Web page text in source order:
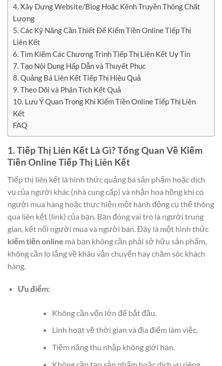
4. Xây Dựng Website/Blog Hoặc Kênh Truyền Thông Chất
Lượng
5. Các Kỹ Năng Cần Thiết Để Kiếm Tiền Online Tiếp Thị
Liên Kết
6. Tìm Kiếm Các Chương Trình Tiếp Thị Liên Kết Uy Tín
7. Tạo Nội Dung Hấp Dẫn và Thuyết Phục
8. Quảng Bá Liên Kết Tiếp Thị Hiệu Quả
9. Theo Dõi và Phân Tích Kết Quả
10. Lưu Ý Quan Trọng Khi Kiếm Tiền Online Tiếp Thị Liên
Kết
FAQ
1. Tiếp Thị Liên Kết Là Gì? Tổng Quan Về Kiếm
Tiền Online Tiếp Thị Liên Kết
Tiếp thị liên kết là hình thức quảng bá sản phẩm hoặc dịch
vụ của người khác (nhà cung cấp) và nhận hoa hồng khi có
người mua hàng hoặc thực hiện một hành động cụ thể thông
qua liên kết (link) của bạn. Bạn đóng vai trò là người trung
gian, kết nối người mua và người bán. Đây là một hình thức
kiếm tiền online mà bạn không cần phải sở hữu sản phẩm,
không cần lo lắng về khâu vận chuyển hay chăm sóc khách
hàng.
Ưu điểm:
Không cần vốn lớn để bắt đầu.
Linh hoạt về thời gian và địa điểm làm việc.
Tiềm năng thu nhập không giới hạn.
Không cần tạo sản phẩm hoặc dịch vụ riêng.